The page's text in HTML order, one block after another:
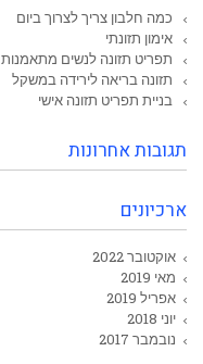
כמה חלבון צריך לצרוך ביום
אימון תזונתי
תפריט תזונה לנשים מתאמנות
תזונה בריאה לירידה במשקל
בניית תפריט תזונה אישי
תגובות אחרונות
ארכיונים
אוקטובר 2022
מאי 2019
אפריל 2019
יוני 2018
נובמבר 2017